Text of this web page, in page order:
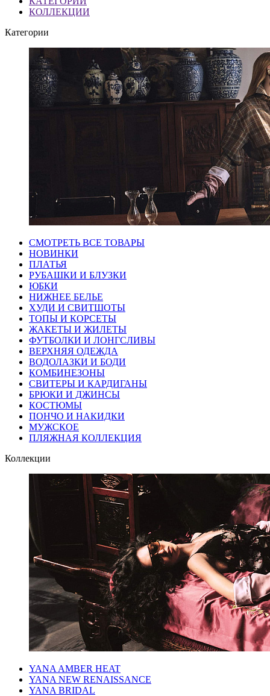
КОЛЛЕКЦИИ
Категории
СМОТРЕТЬ ВСЕ ТОВАРЫ
НОВИНКИ
ПЛАТЬЯ
РУБАШКИ И БЛУЗКИ
ЮБКИ
НИЖНЕЕ БЕЛЬЕ
ХУДИ И СВИТШОТЫ
ТОПЫ И КОРСЕТЫ
ЖАКЕТЫ И ЖИЛЕТЫ
ФУТБОЛКИ И ЛОНГСЛИВЫ
ВЕРХНЯЯ ОДЕЖДА
ВОДОЛАЗКИ И БОДИ
КОМБИНЕЗОНЫ
СВИТЕРЫ И КАРДИГАНЫ
БРЮКИ И ДЖИНСЫ
КОСТЮМЫ
ПОНЧО И НАКИДКИ
МУЖСКОЕ
ПЛЯЖНАЯ КОЛЛЕКЦИЯ
Коллекции
YANA AMBER HEAT
YANA NEW RENAISSANCE
YANA BRIDAL